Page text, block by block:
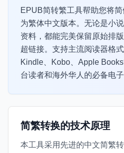
EPUB简转繁工具帮助您将
为繁体中文版本。无论是小
资料，都能完美保留原始排
超链接。支持主流阅读器格
Kindle、Kobo、Apple
台读者和海外华人的必备电子
简繁转换的技术原理
本工具采用先进的中文简繁